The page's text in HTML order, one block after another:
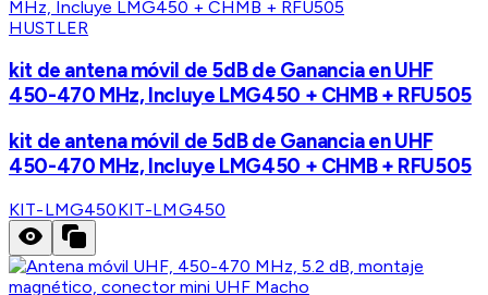
HUSTLER
kit de antena móvil de 5dB de Ganancia en UHF
450-470 MHz, Incluye LMG450 + CHMB + RFU505
kit de antena móvil de 5dB de Ganancia en UHF
450-470 MHz, Incluye LMG450 + CHMB + RFU505
KIT-LMG450KIT-LMG450